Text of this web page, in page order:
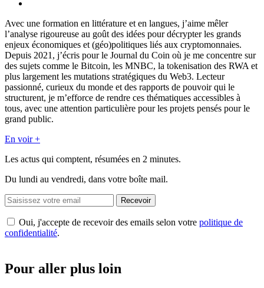
Avec une formation en littérature et en langues, j’aime mêler
l’analyse rigoureuse au goût des idées pour décrypter les grands
enjeux économiques et (géo)politiques liés aux cryptomonnaies.
Depuis 2021, j’écris pour le Journal du Coin où je me concentre sur
des sujets comme le Bitcoin, les MNBC, la tokenisation des RWA et
plus largement les mutations stratégiques du Web3. Lecteur
passionné, curieux du monde et des rapports de pouvoir qui le
structurent, je m’efforce de rendre ces thématiques accessibles à
tous, avec une attention particulière pour les projets pensés pour le
grand public.
En voir +
Les actus qui comptent, résumées en 2 minutes.
Du lundi au vendredi, dans votre boîte mail.
Recevoir
Oui, j'accepte de recevoir des emails selon votre politique de
confidentialité.
Pour aller plus loin